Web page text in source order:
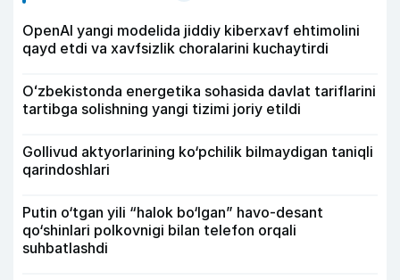
OpenAI yangi modelida jiddiy kiberxavf ehtimolini
qayd etdi va xavfsizlik choralarini kuchaytirdi
Oʻzbekistonda energetika sohasida davlat tariflarini
tartibga solishning yangi tizimi joriy etildi
Gollivud aktyorlarining ko‘pchilik bilmaydigan taniqli
qarindoshlari
Putin o‘tgan yili “halok bo‘lgan” havo-desant
qo‘shinlari polkovnigi bilan telefon orqali
suhbatlashdi